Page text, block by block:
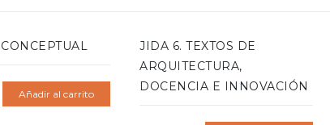
Añadir al carrito
JIDA 6. TEXTOS DE
ARQUITECTURA,
DOCENCIA E INNOVACIÓN